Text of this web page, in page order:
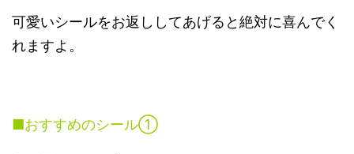
可愛いシールをお返ししてあげると絶対に喜んでく
れますよ。
■おすすめのシール①